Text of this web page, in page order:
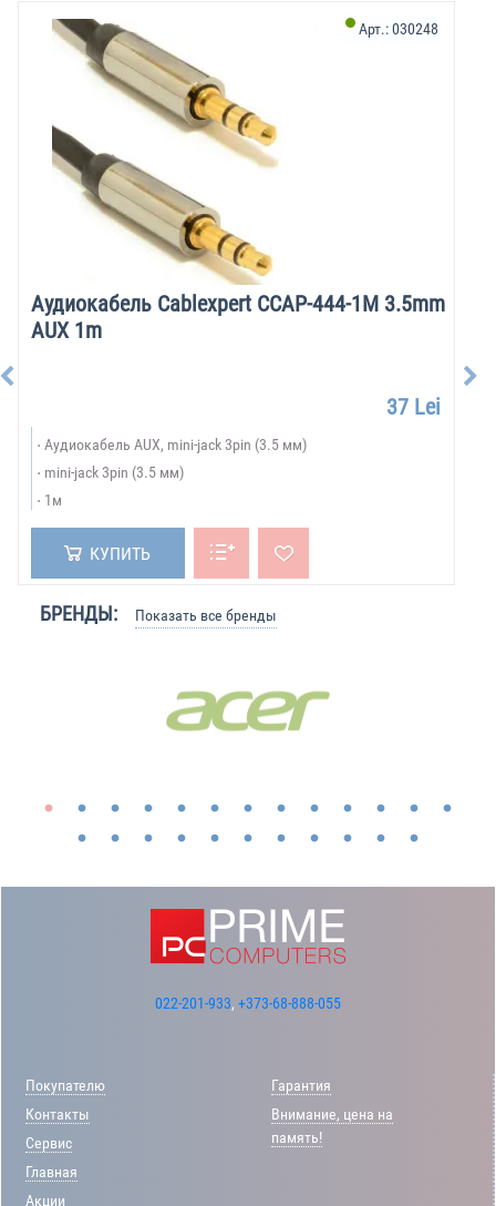
Аудиокабель Cablexpert CCAP-444-1M 3.5mm
AUX 1m
Арт.:030248
37 Lei
Аудиокабель AUX, mini-jack 3pin (3.5 мм)
mini-jack 3pin (3.5 мм)
1м
КУПИТЬ
БРЕНДЫ: Показать все бренды
022-201-933, +373-68-888-055
Покупателю
Контакты
Сервис
Главная
Акции
Гарантия
Внимание, цена на
память!